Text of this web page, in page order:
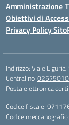
Amministrazione
Obiettivi di
Privacy Policy Sito
Indirizzo:Viale Liguria
Centralino:
Posta elettronica
Codice fiscale:
Codice